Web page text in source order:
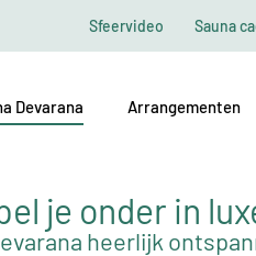
Sfeervideo Sauna
Devarana Arrangementen
je onder in
heerlijk